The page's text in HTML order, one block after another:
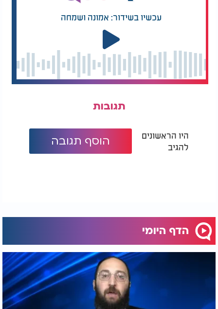
עכשיו בשידור: אמונה ושמחה
תגובות
היו הראשונים
להגיב
הוסף תגובה
הדף היומי